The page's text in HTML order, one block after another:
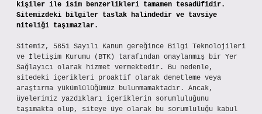
kişiler ile isim benzerlikleri tamamen tesadüfidir.
Sitemizdeki bilgiler taslak halindedir ve tavsiye
niteliği taşımazlar.
Sitemiz, 5651 Sayılı Kanun gereğince Bilgi Teknolojileri
ve İletişim Kurumu (BTK) tarafından onaylanmış bir Yer
Sağlayıcı olarak hizmet vermektedir. Bu nedenle,
sitedeki içerikleri proaktif olarak denetleme veya
araştırma yükümlülüğümüz bulunmamaktadır. Ancak,
üyelerimiz yazdıkları içeriklerin sorumluluğunu
taşımakta olup, siteye üye olarak bu sorumluluğu kabul